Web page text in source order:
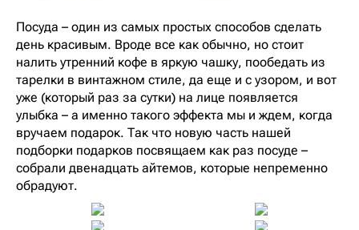
Посуда – один из самых простых способов сделать
день красивым. Вроде все как обычно, но стоит
налить утренний кофе в яркую чашку, пообедать из
тарелки в винтажном стиле, да еще и с узором, и вот
уже (который раз за сутки) на лице появляется
улыбка – а именно такого эффекта мы и ждем, когда
вручаем подарок. Так что новую часть нашей
подборки подарков посвящаем как раз посуде –
собрали двенадцать айтемов, которые непременно
обрадуют.